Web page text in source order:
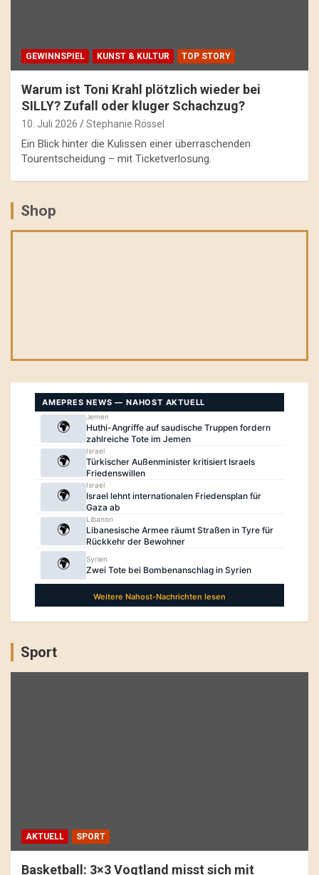
GEWINNSPIEL KUNST & KULTUR TOP STORY
Warum ist Toni Krahl plötzlich wieder bei
SILLY? Zufall oder kluger Schachzug?
10. Juli 2026 Stephanie Rössel
Ein Blick hinter die Kulissen einer überraschenden
Tourentscheidung – mit Ticketverlosung.
Shop
Sport
AKTUELL SPORT
Basketball: 3×3 Vogtland misst sich mit